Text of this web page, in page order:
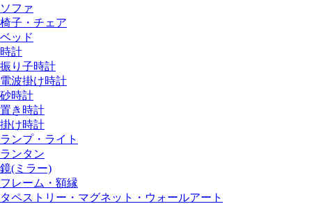
ソファ
椅子・チェア
ベッド
時計
振り子時計
電波掛け時計
砂時計
置き時計
掛け時計
ランプ・ライト
ランタン
鏡(ミラー)
フレーム・額縁
タペストリー・マグネット・ウォールアート